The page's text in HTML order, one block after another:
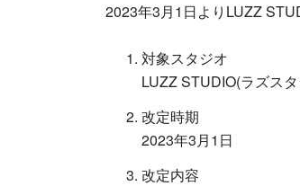
2023年3月1日よりLUZZ
対象スタジオ
LUZZ STUDIO(ラズス
改定時期
2023年3月1日
改定内容